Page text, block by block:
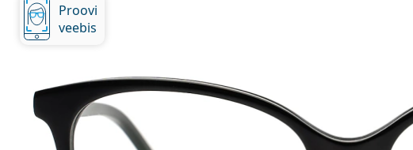
Proovi
veebis